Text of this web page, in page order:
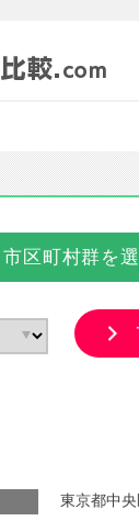
市区町村群を
東京都中